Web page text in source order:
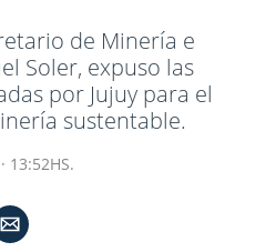
de Minería e
Soler, expuso las
por Jujuy para el
sustentable.
13:52HS.